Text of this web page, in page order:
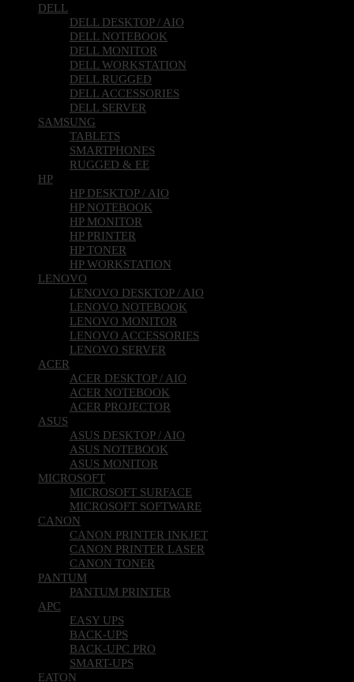
DELL
DELL DESKTOP / AIO
DELL NOTEBOOK
DELL MONITOR
DELL WORKSTATION
DELL RUGGED
DELL ACCESSORIES
DELL SERVER
SAMSUNG
TABLETS
SMARTPHONES
RUGGED & EE
HP
HP DESKTOP / AIO
HP NOTEBOOK
HP MONITOR
HP PRINTER
HP TONER
HP WORKSTATION
LENOVO
LENOVO DESKTOP / AIO
LENOVO NOTEBOOK
LENOVO MONITOR
LENOVO ACCESSORIES
LENOVO SERVER
ACER
ACER DESKTOP / AIO
ACER NOTEBOOK
ACER PROJECTOR
ASUS
ASUS DESKTOP / AIO
ASUS NOTEBOOK
ASUS MONITOR
MICROSOFT
MICROSOFT SURFACE
MICROSOFT SOFTWARE
CANON
CANON PRINTER INKJET
CANON PRINTER LASER
CANON TONER
PANTUM
PANTUM PRINTER
APC
EASY UPS
BACK-UPS
BACK-UPC PRO
SMART-UPS
EATON